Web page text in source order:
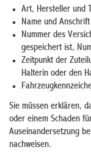
Art, Hersteller und
Name und
Nummer des
gespeichert ist,
Zeitpunkt der
Halterin oder den
Sie müssen erklären,
oder einem Schaden
Auseinandersetzung
nachweisen.